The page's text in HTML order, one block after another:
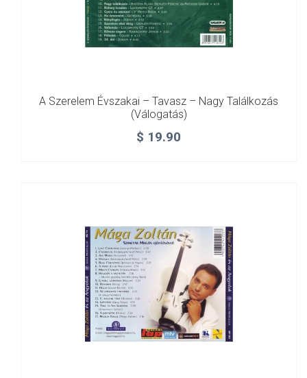
A Szerelem Évszakai – Tavasz – Nagy Találkozás
(válogatás)
$ 19.90